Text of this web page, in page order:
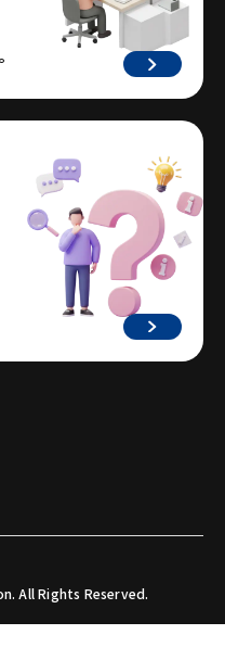
All Rights Reserved.